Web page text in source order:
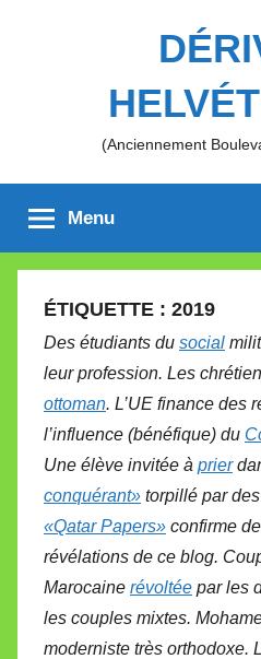
(Anciennement
Menu
ÉTIQUETTE : 2019
Des étudiants du social
leur profession. Les
ottoman. L’UE finance des
l’influence (bénéfique) du
Une élève invitée à prier
conquérant» torpillé par
«Qatar Papers» confirme
révélations de ce blog.
Marocaine révoltée par les
les couples mixtes.
moderniste très orthodoxe.